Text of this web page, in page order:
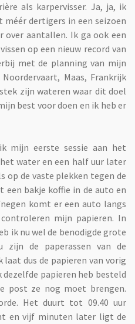
als karpervisser. Ja, ja, ik
dertigers in een seizoen
over aantallen. Ik ga ook een
op een nieuw record van
met de planning van mijn
Maas, Frankrijk
zijn wateren waar dit doel
best voor doen en ik heb er
mijn eerste sessie aan het
water en een half uur later
op de vaste plekken tegen de
een bakje koffie in de auto en
komt er een auto langs
mijn papieren. In
ik nu wel de benodigde grote
zijn de paperassen van de
dus de papieren van vorig
papieren heb besteld
post ze nog moet brengen.
Het duurt tot 09.40 uur
en vijf minuten later ligt de